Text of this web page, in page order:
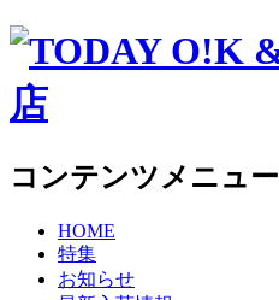
コンテンツメニュー
HOME
特集
お知らせ